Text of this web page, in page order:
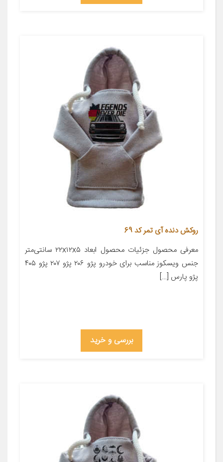
روکش دنده آی تمر کد 69
معرفی محصول جزئیات محصول ابعاد ۲۲x۱۲x۵ سانتی‌متر
جنس ویسکوز مناسب برای خودرو پژو ۲۰۶ پژو ۲۰۷ پژو ۴۰۵
پژو پارس […]
بررسی و خرید